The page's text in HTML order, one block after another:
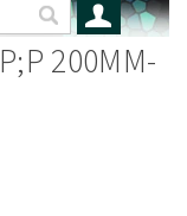
200MM-